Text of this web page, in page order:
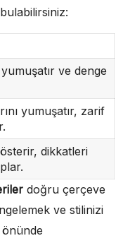
ve denge
yumuşatır, zarif
dikkatleri
doğru çerçeve
ve stilinizi
önünde